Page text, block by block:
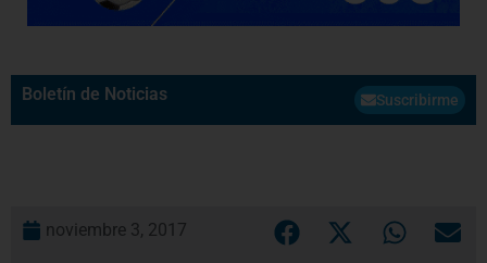
Boletín de Noticias Suscribirme
noviembre 3, 2017